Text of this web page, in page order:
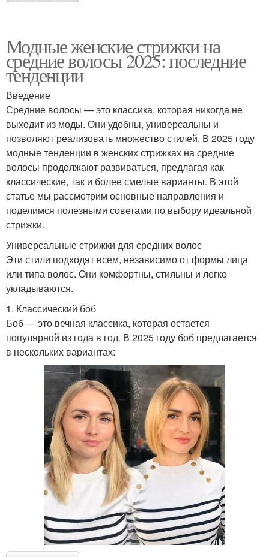
Модные женские стрижки на
средние волосы 2025: последние
тенденции
Введение
Средние волосы — это классика, которая никогда не
выходит из моды. Они удобны, универсальны и
позволяют реализовать множество стилей. В 2025 году
модные тенденции в женских стрижках на средние
волосы продолжают развиваться, предлагая как
классические, так и более смелые варианты. В этой
статье мы рассмотрим основные направления и
поделимся полезными советами по выбору идеальной
стрижки.
Универсальные стрижки для средних волос
Эти стили подходят всем, независимо от формы лица
или типа волос. Они комфортны, стильны и легко
укладываются.
1. Классический боб
Боб — это вечная классика, которая остается
популярной из года в год. В 2025 году боб предлагается
в нескольких вариантах: